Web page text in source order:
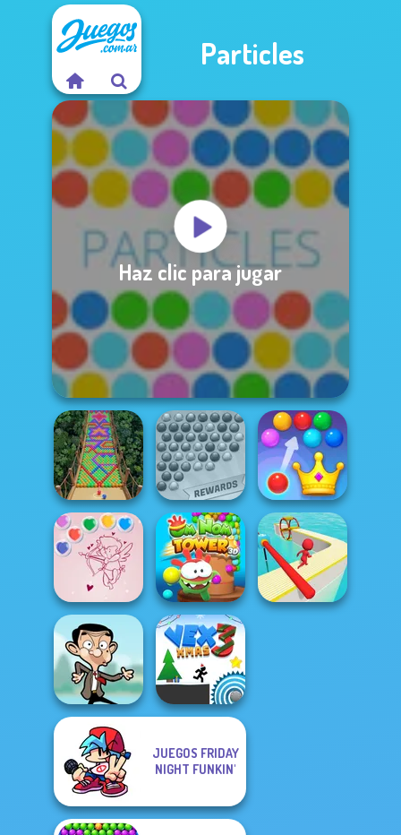
Particles
Haz clic para jugar
Bubble Fall
Bubble Shooter
Extreme
Royal Bubble
Blast
Bubble Shooter
Valentine
Om Nom Tower
3D
Mr Bean Jump
JUEGOS FRIDAY
NIGHT FUNKIN'